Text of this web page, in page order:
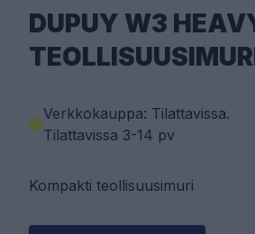
DUPUY W3
Verkkokauppa: Tilattavissa.
Tilattavissa 3-14 pv
Kompakti teollisuusimuri